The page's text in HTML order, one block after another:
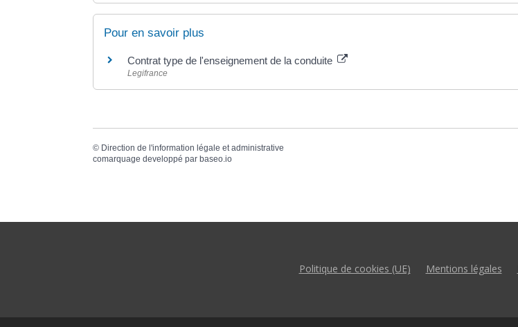
Pour en savoir plus
Contrat type de l'enseignement de la conduite
Legifrance
© Direction de l'information légale et administrative
comarquage developpé parbaseo.io
Politique de cookies (UE) Mentions légales